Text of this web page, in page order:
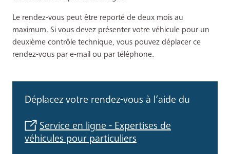
Le rendez-vous peut être reporté de deux mois au
maximum. Si vous devez présenter votre véhicule pour un
deuxième contrôle technique, vous pouvez déplacer ce
rendez-vous par e-mail ou par téléphone.